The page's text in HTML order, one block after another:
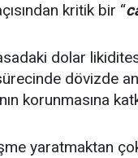
kritik bir “
dolar
dövizde
korunmasına
yaratmaktan